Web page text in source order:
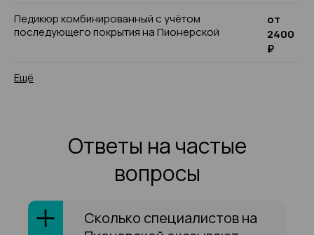
Педикюр комбинированный с учётом
последующего покрытия на Пионерской
от
2400
₽
Ещё
Ответы на частые
вопросы
Сколько специалистов на